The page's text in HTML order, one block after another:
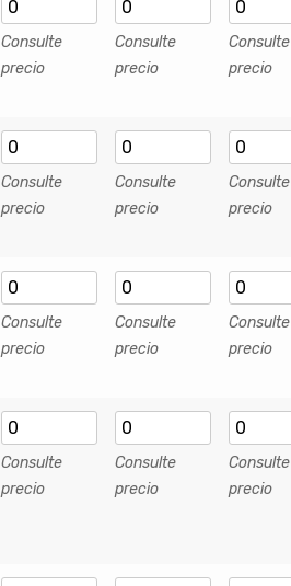
Consulte
precio
Consulte
precio
Consulte
precio
Consulte
precio
Consulte
precio
Consulte
precio
Consulte
precio
Consulte
precio
Consulte
precio
Consulte
precio
Consulte
precio
Consulte
precio